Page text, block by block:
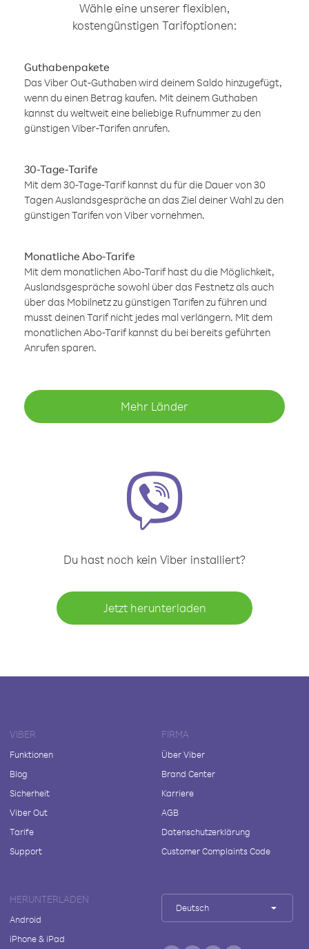
Wähle eine unserer flexiblen,
kostengünstigen Tarifoptionen:
Guthabenpakete
Das Viber Out-Guthaben wird deinem Saldo hinzugefügt,
wenn du einen Betrag kaufen. Mit deinem Guthaben
kannst du weltweit eine beliebige Rufnummer zu den
günstigen Viber-Tarifen anrufen.
30-Tage-Tarife
Mit dem 30-Tage-Tarif kannst du für die Dauer von 30
Tagen Auslandsgespräche an das Ziel deiner Wahl zu den
günstigen Tarifen von Viber vornehmen.
Monatliche Abo-Tarife
Mit dem monatlichen Abo-Tarif hast du die Möglichkeit,
Auslandsgespräche sowohl über das Festnetz als auch
über das Mobilnetz zu günstigen Tarifen zu führen und
musst deinen Tarif nicht jedes mal verlängern. Mit dem
monatlichen Abo-Tarif kannst du bei bereits geführten
Anrufen sparen.
Mehr Länder
Du hast noch kein Viber installiert?
Jetzt herunterladen
VIBER
Funktionen
Blog
Sicherheit
Viber Out
Tarife
Support
FIRMA
Über Viber
Brand Center
Karriere
AGB
Datenschutzerklärung
Customer Complaints Code
HERUNTERLADEN
Android
iPhone & iPad
Deutsch